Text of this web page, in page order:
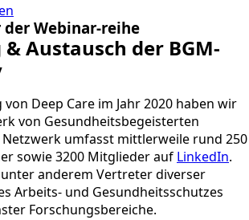
Webinar-reihe
Austausch der BGM-
Deep Care im Jahr 2020 haben wir
von Gesundheitsbegeisterten
umfasst mittlerweile rund 250
sowie 3200 Mitglieder auf LinkedIn.
anderem Vertreter diverser
Arbeits- und Gesundheitsschutzes
Forschungsbereiche.